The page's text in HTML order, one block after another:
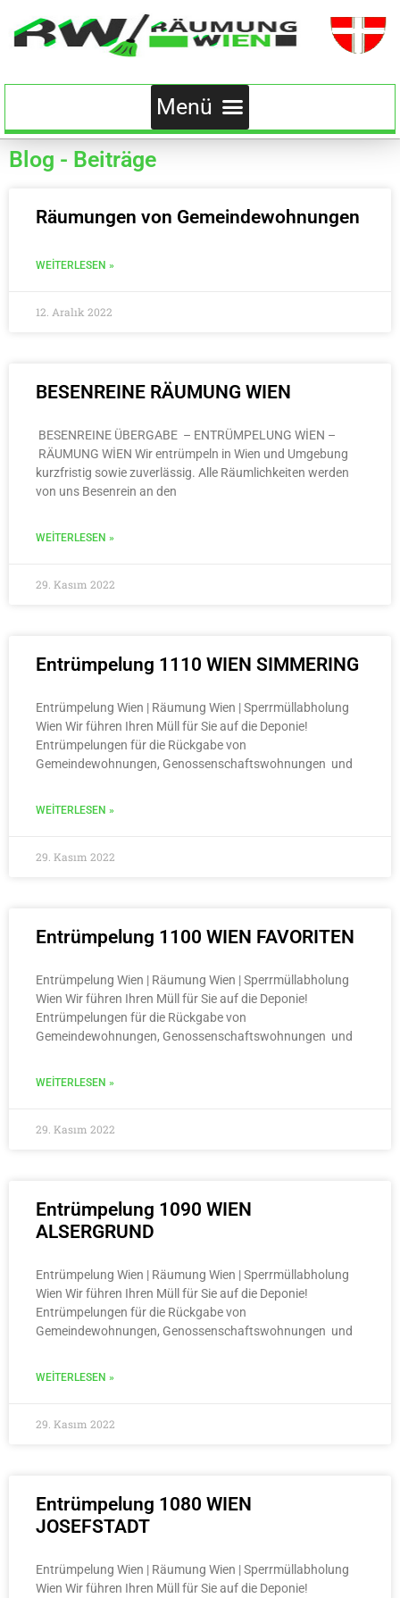
Blog - Beiträge
Räumungen von Gemeindewohnungen
WEITERLESEN »
12. Aralık 2022
BESENREINE RÄUMUNG WIEN
BESENREINE ÜBERGABE – ENTRÜMPELUNG WİEN –
RÄUMUNG WİEN Wir entrümpeln in Wien und Umgebung
kurzfristig sowie zuverlässig. Alle Räumlichkeiten werden
von uns Besenrein an den
WEITERLESEN »
29. Kasım 2022
Entrümpelung 1110 WIEN SIMMERING
Entrümpelung Wien | Räumung Wien | Sperrmüllabholung
Wien Wir führen Ihren Müll für Sie auf die Deponie!
Entrümpelungen für die Rückgabe von
Gemeindewohnungen, Genossenschaftswohnungen und
WEITERLESEN »
29. Kasım 2022
Entrümpelung 1100 WIEN FAVORITEN
Entrümpelung Wien | Räumung Wien | Sperrmüllabholung
Wien Wir führen Ihren Müll für Sie auf die Deponie!
Entrümpelungen für die Rückgabe von
Gemeindewohnungen, Genossenschaftswohnungen und
WEITERLESEN »
29. Kasım 2022
Entrümpelung 1090 WIEN
ALSERGRUND
Entrümpelung Wien | Räumung Wien | Sperrmüllabholung
Wien Wir führen Ihren Müll für Sie auf die Deponie!
Entrümpelungen für die Rückgabe von
Gemeindewohnungen, Genossenschaftswohnungen und
WEITERLESEN »
29. Kasım 2022
Entrümpelung 1080 WIEN
JOSEFSTADT
Entrümpelung Wien | Räumung Wien | Sperrmüllabholung
Wien Wir führen Ihren Müll für Sie auf die Deponie!